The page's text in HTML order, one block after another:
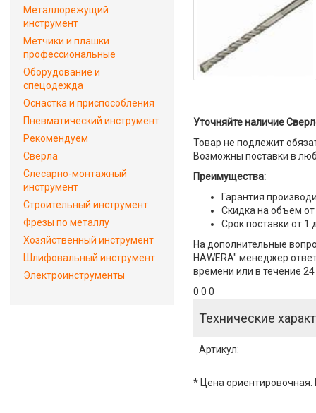
Уточняйте наличие
Товар не подлежит
Возможны поставки в
Преимущества:
Гарантия
Скидка на объем от
Срок поставки от 1
На дополнительные
HAWERA" менеджер
времени или в течение
0 0 0
Технические
Артикул:
* Цена ориентировочная.
Металлорежущий
инструмент
Метчики и плашки
профессиональные
Оборудование и
спецодежда
Оснастка и приспособления
Пневматический инструмент
Рекомендуем
Сверла
Слесарно-монтажный
инструмент
Строительный инструмент
Фрезы по металлу
Хозяйственный инструмент
Шлифовальный инструмент
Электроинструменты